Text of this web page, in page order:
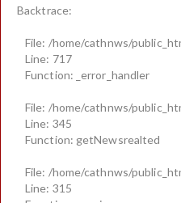
Backtrace:
File: /home/cathnws/
Line: 717
Function: _error_handler
File: /home/cathnws/
Line: 345
Function: getNewsrealted
File: /home/cathnws/
Line: 315